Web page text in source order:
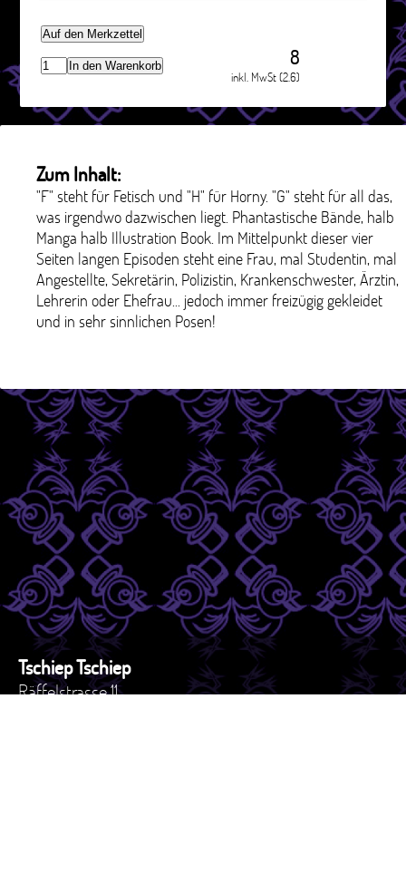
Auf den Merkzettel
In den Warenkorb 8
inkl. MwSt (2.6)
Zum Inhalt:
"F" steht für Fetisch und "H" für Horny. "G" steht für all das,
was irgendwo dazwischen liegt. Phantastische Bände, halb
Manga halb Illustration Book. Im Mittelpunkt dieser vier
Seiten langen Episoden steht eine Frau, mal Studentin, mal
Angestellte, Sekretärin, Polizistin, Krankenschwester, Ärztin,
Lehrerin oder Ehefrau... jedoch immer freizügig gekleidet
und in sehr sinnlichen Posen!
Tschiep Tschiep
Räffelstrasse 11